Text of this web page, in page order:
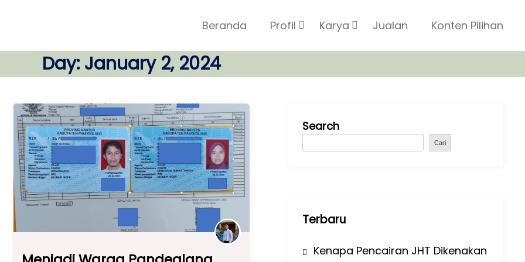
Beranda Profil Karya Jualan Konten Pilihan
Day:January 2, 2024
Search
Cari
Terbaru
Kenapa Pencairan JHT Dikenakan